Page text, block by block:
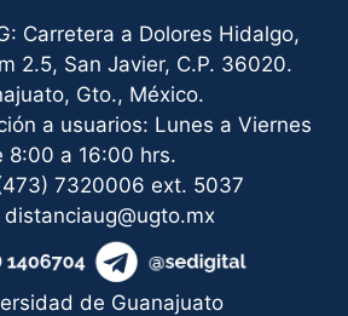
Carretera a Dolores Hidalgo,
2.5, San Javier, C.P. 36020.
Gto., México.
a usuarios: Lunes a Viernes
8:00 a 16:00 hrs.
7320006 ext. 5037
distanciaug@ugto.mx
de Guanajuato